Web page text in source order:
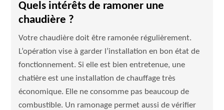
Quels intérêts de ramoner une
chaudière ?
Votre chaudière doit être ramonée régulièrement.
L’opération vise à garder l’installation en bon état de
fonctionnement. Si elle est bien entretenue, une
chatière est une installation de chauffage très
économique. Elle ne consomme pas beaucoup de
combustible. Un ramonage permet aussi de vérifier